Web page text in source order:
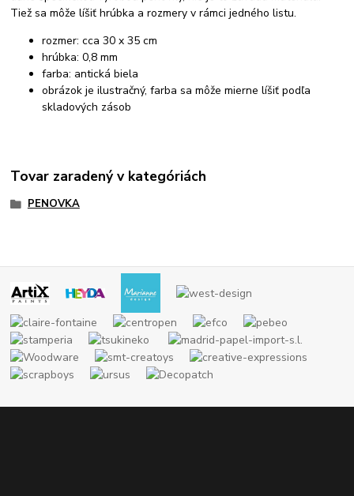
Tiež sa môže líšiť hrúbka a rozmery v rámci jedného listu.
rozmer: cca 30 x 35 cm
hrúbka: 0,8 mm
farba: antická biela
obrázok je ilustračný, farba sa môže mierne líšiť podľa
skladových zásob
Tovar zaradený v kategóriách
PENOVKA